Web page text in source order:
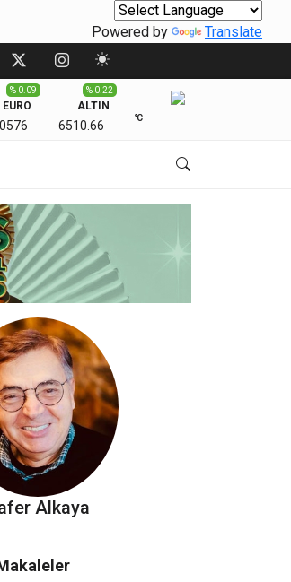
Powered by Translate
EURO
% 0.09
ALTIN
6510.66
% 0.22
℃
Alkaya